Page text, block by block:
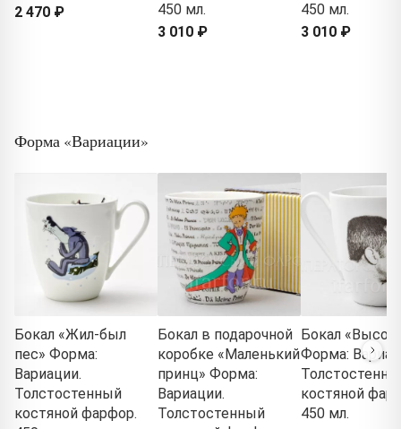
2 470 ₽
450 мл.
3 010 ₽
450 мл.
3 010 ₽
Форма «Вариации»
Бокал «Жил-был
пес» Форма:
Вариации.
Толстостенный
костяной фарфор.
Бокал в подарочной
коробке «Маленький
принц» Форма:
Вариации.
Толстостенный
Бокал
Форма:
костяной
450 мл.